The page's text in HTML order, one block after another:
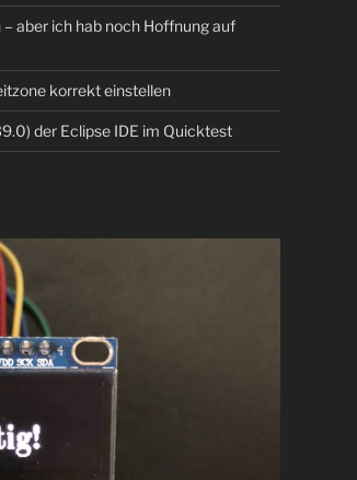
aber ich hab noch Hoffnung auf
korrekt einstellen
der Eclipse IDE im Quicktest